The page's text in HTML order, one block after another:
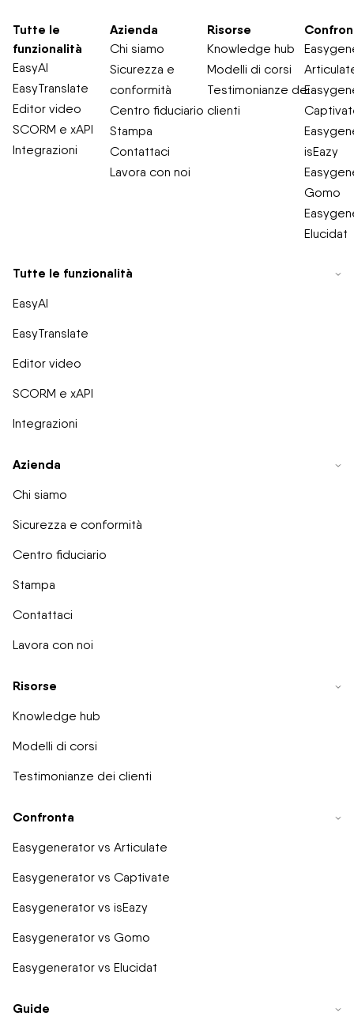
Tutte le
funzionalità
EasyAI
EasyTranslate
Editor video
SCORM e xAPI
Integrazioni
Azienda
Chi siamo
Sicurezza e
conformità
Centro fiduciario
Stampa
Contattaci
Lavora con noi
Risorse
Knowledge hub
Modelli di corsi
Testimonianze dei
clienti
isEazy
Gomo
Elucidat
Tutte le funzionalità
EasyAI
EasyTranslate
Editor video
SCORM e xAPI
Integrazioni
Azienda
Chi siamo
Sicurezza e conformità
Centro fiduciario
Stampa
Contattaci
Lavora con noi
Risorse
Knowledge hub
Modelli di corsi
Testimonianze dei clienti
Confronta
Easygenerator vs Articulate
Easygenerator vs Captivate
Easygenerator vs isEazy
Easygenerator vs Gomo
Easygenerator vs Elucidat
Guide